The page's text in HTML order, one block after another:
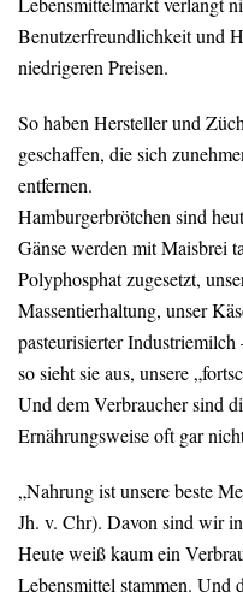
Benutzerfreundlichkeit und
niedrigeren Preisen.
So haben Hersteller und
geschaffen, die sich
entfernen.
Hamburgerbrötchen sind
Gänse werden mit Maisbrei
Polyphosphat zugesetzt,
Massentierhaltung, unser
pasteurisierter Industriemilch
so sieht sie aus, unsere
Und dem Verbraucher sind
Ernährungsweise oft gar
„Nahrung ist unsere beste
Jh. v. Chr). Davon sind wir
Heute weiß kaum ein
Lebensmittel stammen. Und